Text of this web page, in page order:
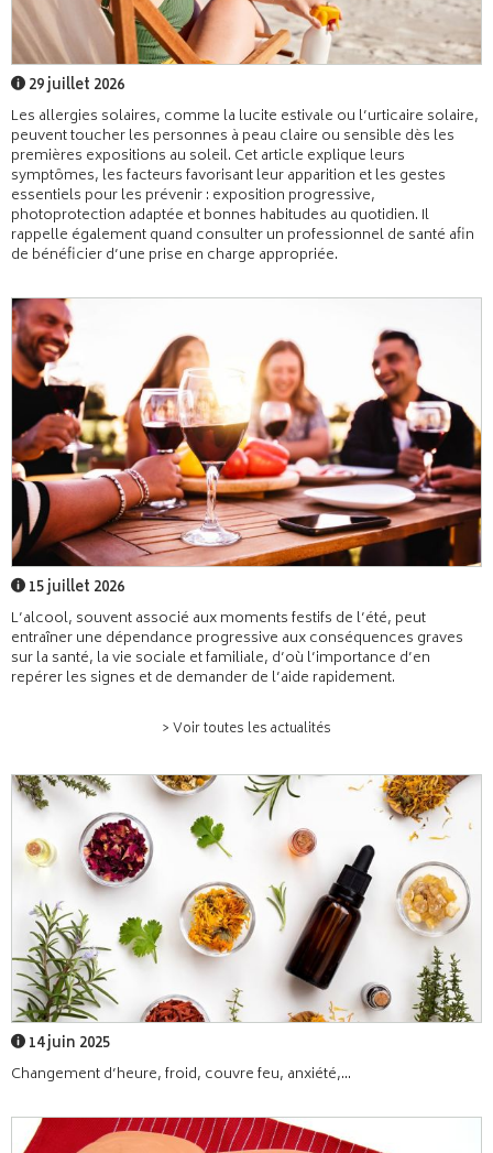
29 juillet 2026
Les allergies solaires, comme la lucite estivale ou l’urticaire solaire,
peuvent toucher les personnes à peau claire ou sensible dès les
premières expositions au soleil. Cet article explique leurs
symptômes, les facteurs favorisant leur apparition et les gestes
essentiels pour les prévenir : exposition progressive,
photoprotection adaptée et bonnes habitudes au quotidien. Il
rappelle également quand consulter un professionnel de santé afin
de bénéficier d’une prise en charge appropriée.
15 juillet 2026
L’alcool, souvent associé aux moments festifs de l’été, peut
entraîner une dépendance progressive aux conséquences graves
sur la santé, la vie sociale et familiale, d’où l’importance d’en
repérer les signes et de demander de l’aide rapidement.
> Voir toutes les actualités
14 juin 2025
Changement d’heure, froid, couvre feu, anxiété,...